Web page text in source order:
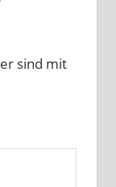
sind mit